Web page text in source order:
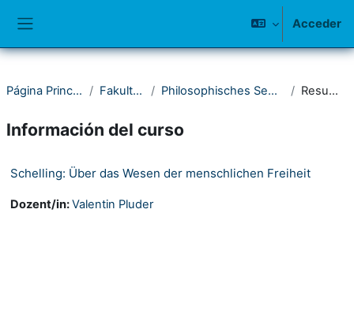
Acceder
Página Principal Fakultät I Philosophisches Seminar Resumen
Información del curso
Schelling: Über das Wesen der menschlichen Freiheit
Dozent/in:Valentin Pluder